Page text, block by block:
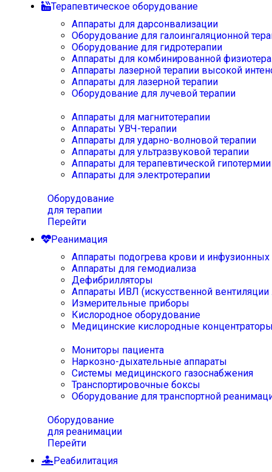
Терапевтическое оборудование
Аппараты для дарсонвализации
Оборудование для галоингаляционной
Оборудование для гидротерапии
Аппараты для комбинированной
Аппараты лазерной терапии высокой
Аппараты для лазерной терапии
Оборудование для лучевой терапии
Аппараты для магнитотерапии
Аппараты УВЧ-терапии
Аппараты для ударно-волновой терапии
Аппараты для ультразвуковой терапии
Аппараты для терапевтической
Аппараты для электротерапии
Оборудование
для терапии
Перейти
Реанимация
Аппараты подогрева крови и инфузионных
Аппараты для гемодиализа
Дефибрилляторы
Аппараты ИВЛ (искусственной вентиляции
Измерительные приборы
Кислородное оборудование
Медицинские кислородные
Мониторы пациента
Наркозно-дыхательные аппараты
Системы медицинского газоснабжения
Транспортировочные боксы
Оборудование для транспортной
Оборудование
для реанимации
Перейти
Реабилитация